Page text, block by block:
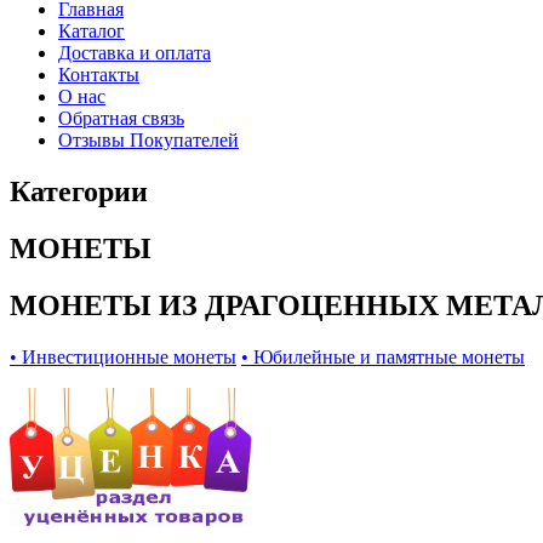
Главная
Каталог
Доставка и оплата
Контакты
О нас
Обратная связь
Отзывы Покупателей
Категории
МОНЕТЫ
МОНЕТЫ ИЗ ДРАГОЦЕННЫХ
• Инвестиционные монеты • Юбилейные и памятные монеты